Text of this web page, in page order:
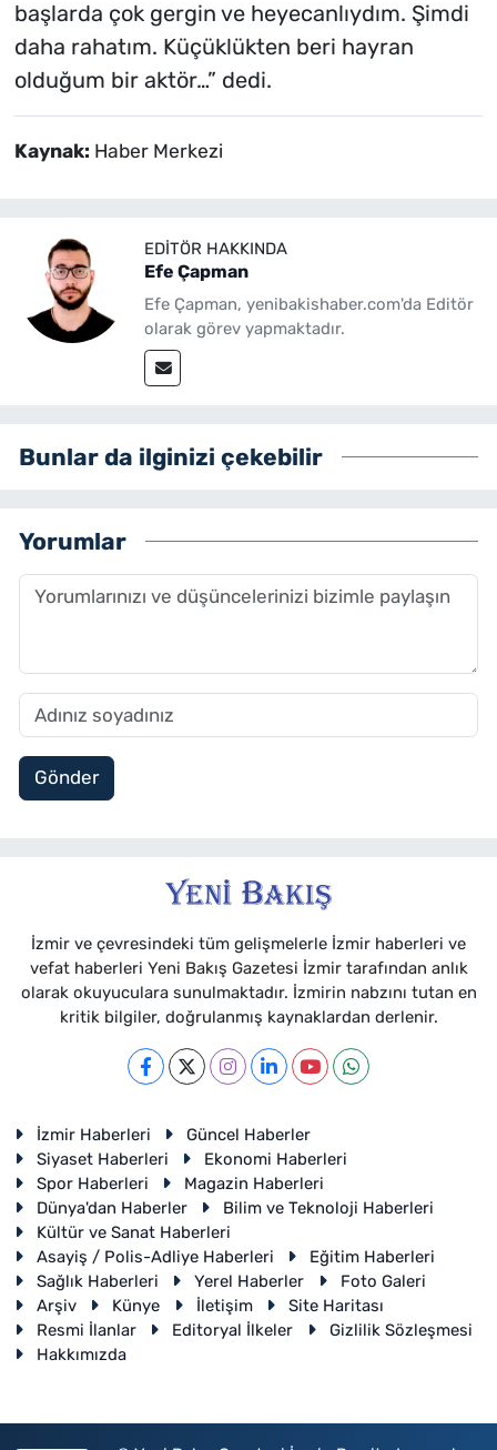
başlarda çok gergin ve heyecanlıydım. Şimdi
daha rahatım. Küçüklükten beri hayran
olduğum bir aktör…” dedi.
Kaynak: Haber Merkezi
EDITÖR HAKKINDA
Efe Çapman
Efe Çapman, yenibakishaber.com'da Editör
olarak görev yapmaktadır.
Bunlar da ilginizi çekebilir
Yorumlar
Gönder
İzmir ve çevresindeki tüm gelişmelerle İzmir haberleri ve
vefat haberleri Yeni Bakış Gazetesi İzmir tarafından anlık
olarak okuyuculara sunulmaktadır. İzmirin nabzını tutan en
kritik bilgiler, doğrulanmış kaynaklardan derlenir.
İzmir Haberleri
Güncel Haberler
Siyaset Haberleri
Ekonomi Haberleri
Spor Haberleri
Magazin Haberleri
Dünya'dan Haberler
Bilim ve Teknoloji Haberleri
Kültür ve Sanat Haberleri
Asayiş / Polis-Adliye Haberleri
Eğitim Haberleri
Sağlık Haberleri
Yerel Haberler
Foto Galeri
Arşiv
Künye İletişim
Site Haritası
Resmi İlanlar
Editoryal İlkeler
Gizlilik Sözleşmesi
Hakkımızda